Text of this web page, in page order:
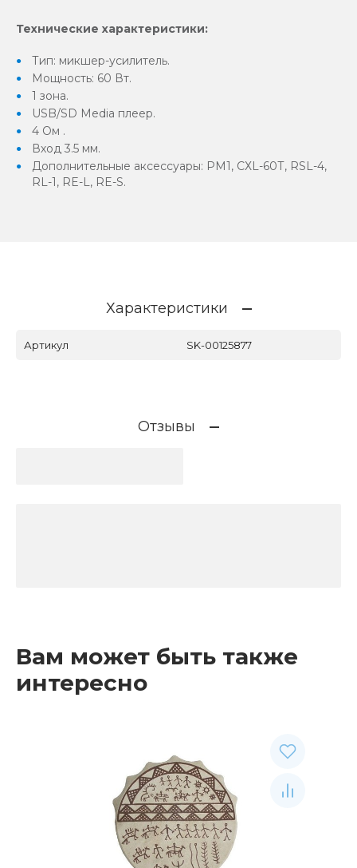
Технические характеристики:
Тип: микшер-усилитель.
Мощность: 60 Вт.
1 зона.
USB/SD Media плеер.
4 Ом .
Вход 3.5 мм.
Дополнительные аксессуары: PM1, СХL-60Т, RSL-4,
RL-1, RE-L, RE-S.
Характеристики
Артикул SK-00125877
Отзывы
Вам может быть также
интересно